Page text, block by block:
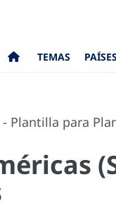
TEMAS
Plantilla para